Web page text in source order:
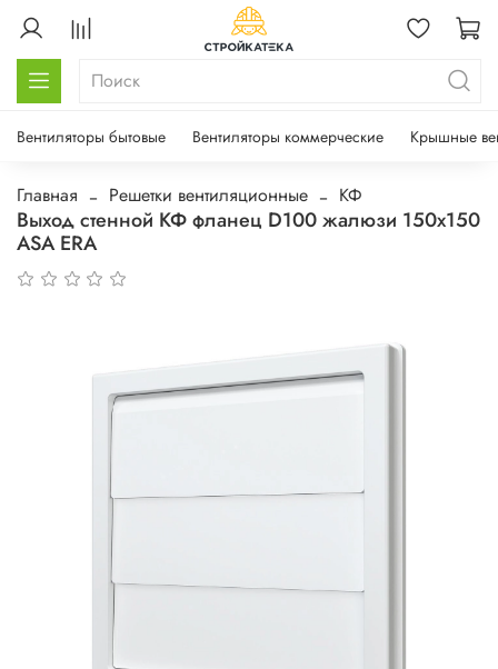
Вентиляторы бытовые Вентиляторы коммерческие Крышные
Главная Решетки вентиляционные КФ
Выход стенной КФ фланец D100 жалюзи 150x150
ASA ERA